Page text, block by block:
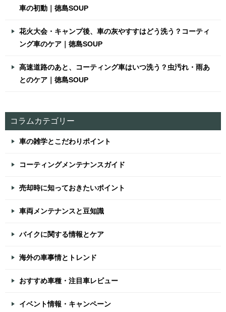
車の初動｜徳島SOUP
花火大会・キャンプ後、車の灰やすすはどう洗う？コーティ
ング車のケア｜徳島SOUP
高速道路のあと、コーティング車はいつ洗う？虫汚れ・雨あ
とのケア｜徳島SOUP
コラムカテゴリー
車の雑学とこだわりポイント
コーティングメンテナンスガイド
売却時に知っておきたいポイント
車両メンテナンスと豆知識
バイクに関する情報とケア
海外の車事情とトレンド
おすすめ車種・注目車レビュー
イベント情報・キャンペーン